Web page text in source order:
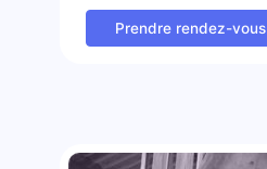
Prendre rendez-vous